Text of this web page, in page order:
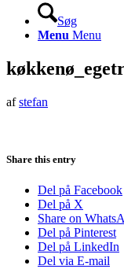
Søg
Menu Menu
afstefan
Share this entry
Del på Facebook
Del på X
Share on
Del på Pinterest
Del på LinkedIn
Del via E-mail